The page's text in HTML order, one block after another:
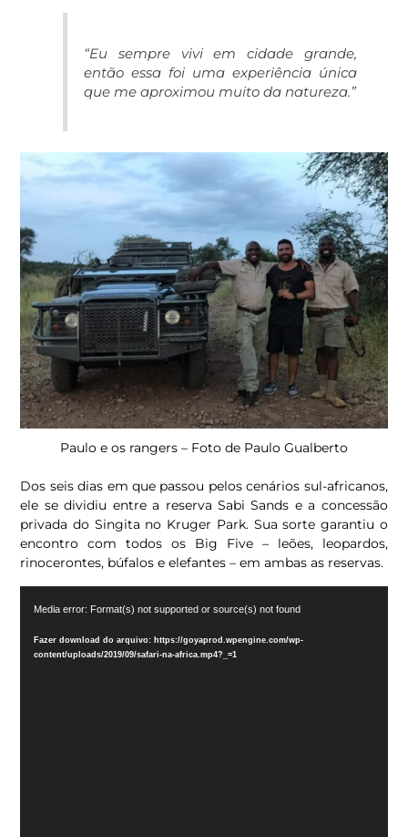
“Eu sempre vivi em cidade grande,
então essa foi uma experiência única
que me aproximou muito da natureza.”
Paulo e os rangers – Foto de Paulo Gualberto
Dos seis dias em que passou pelos cenários sul-africanos,
ele se dividiu entre a reserva Sabi Sands e a concessão
privada do Singita no Kruger Park. Sua sorte garantiu o
encontro com todos os Big Five – leões, leopardos,
rinocerontes, búfalos e elefantes – em ambas as reservas.
de
vídeo
Media error: Format(s) not supported or source(s) not found
Fazer download do arquivo: https://goyaprod.wpengine.com/wp-
content/uploads/2019/09/safari-na-africa.mp4?_=1